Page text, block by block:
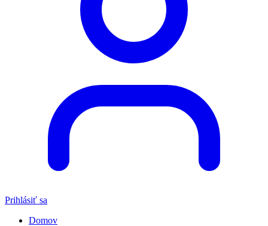
Prihlásiť sa
Domov